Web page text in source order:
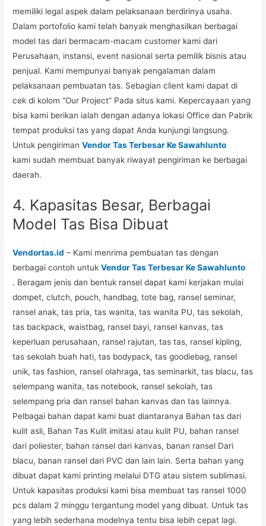
memiliki legal aspek dalam pelaksanaan berdirinya usaha.
Dalam portofolio kami telah banyak menghasilkan berbagai
model tas dari bermacam-macam customer kami dari
Perusahaan, instansi, event nasional serta pemilik bisnis atau
penjual. Kami mempunyai banyak pengalaman dalam
pelaksanaan pembuatan tas. Sebagian client kami dapat di
cek di kolom “Our Project” Pada situs kami. Kepercayaan yang
bisa kami berikan ialah dengan adanya lokasi Office dan Pabrik
tempat produksi tas yang dapat Anda kunjungi langsung.
Untuk pengirimanVendor Tas Terbesar Ke Sawahlunto
kami sudah membuat banyak riwayat pengiriman ke berbagai
daerah.
4. Kapasitas Besar, Berbagai
Model Tas Bisa Dibuat
Vendortas.id – Kami menrima pembuatan tas dengan
berbagai contoh untukVendor Tas Terbesar Ke Sawahlunto
. Beragam jenis dan bentuk ransel dapat kami kerjakan mulai
dompet, clutch, pouch, handbag, tote bag, ransel seminar,
ransel anak, tas pria, tas wanita, tas wanita PU, tas sekolah,
tas backpack, waistbag, ransel bayi, ransel kanvas, tas
keperluan perusahaan, ransel rajutan, tas tas, ransel kipling,
tas sekolah buah hati, tas bodypack, tas goodiebag, ransel
unik, tas fashion, ransel olahraga, tas seminarkit, tas blacu, tas
selempang wanita, tas notebook, ransel sekolah, tas
selempang pria dan ransel bahan kanvas dan tas lainnya.
Pelbagai bahan dapat kami buat diantaranya Bahan tas dari
kulit asli, Bahan Tas Kulit imitasi atau kulit PU, bahan ransel
dari poliester, bahan ransel dari kanvas, banan ransel Dari
blacu, banan ransel dari PVC dan lain lain. Serta bahan yang
dibuat dapat kami printing melalui DTG atau sistem sublimasi.
Untuk kapasitas produksi kami bisa membuat tas ransel 1000
pcs dalam 2 minggu tergantung model yang dibuat. Untuk tas
yang lebih sederhana modelnya tentu bisa lebih cepat lagi.